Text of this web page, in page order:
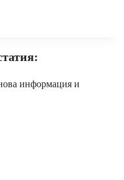
информация и